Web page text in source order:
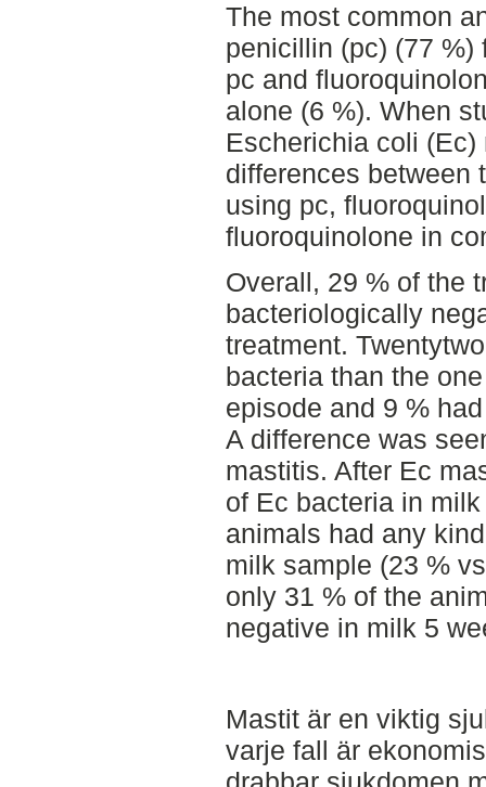
The most common
penicillin (pc) (77
pc and
alone (6 %). When
Escherichia coli
differences between
using pc,
fluoroquinolone in
Overall, 29 % of the
bacteriologically
treatment.
bacteria than the
episode and 9 %
A difference was
mastitis. After Ec
of Ec bacteria in
animals had any
milk sample (23 %
only 31 % of the
negative in milk 5
Mastit är en viktig
varje fall är